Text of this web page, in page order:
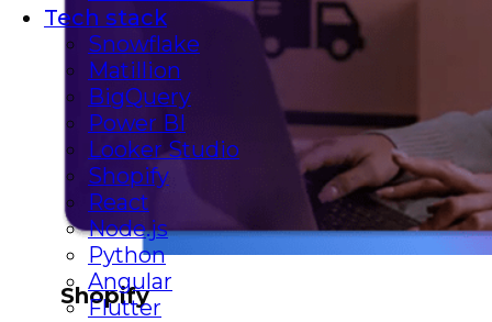
Shopify
Tech stack
Snowflake
Matillion
BigQuery
Power BI
Looker Studio
Shopify
React
Node.js
Python
Angular
Flutter